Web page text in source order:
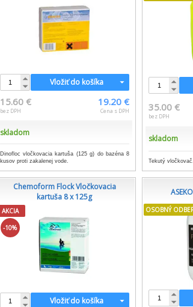
Vložiť do košíka
15.60 €
bez DPH
19.20 €
Cena s DPH
skladom
Dinofloc vločkovacia kartuša (125 g) do bazéna 8
kusov proti zakalenej vode.
35.00 €
bez DPH
skladom
Tekutý vločkovač.
Chemoform Flock Vločkovacia
kartuša 8 x 125g
AKCIA
-10%
Vložiť do košíka
OSOBNÝ